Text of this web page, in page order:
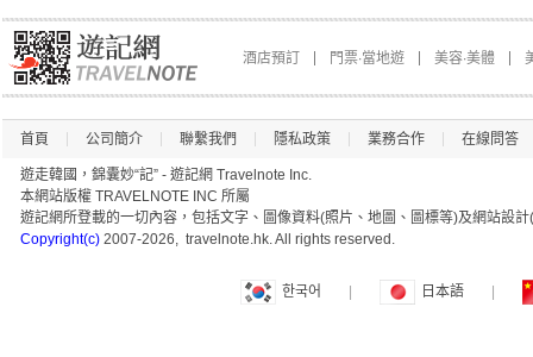
酒店預訂 門票∙當地遊 美容∙美體
首頁 公司簡介 聯繫我們 隱私政策 業務合作 在線問答
遊走韓國，錦囊妙“記” - 遊記網 Travelnote Inc.
本網站版權 TRAVELNOTE INC 所屬
遊記網所登載的一切內容，包括文字、圖像資料(照片、地圖、圖標等)及網站
Copyright(c) 2007-2026, travelnote.hk. All rights reserved.
한국어 日本語